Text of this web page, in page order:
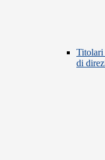
Titolari
di